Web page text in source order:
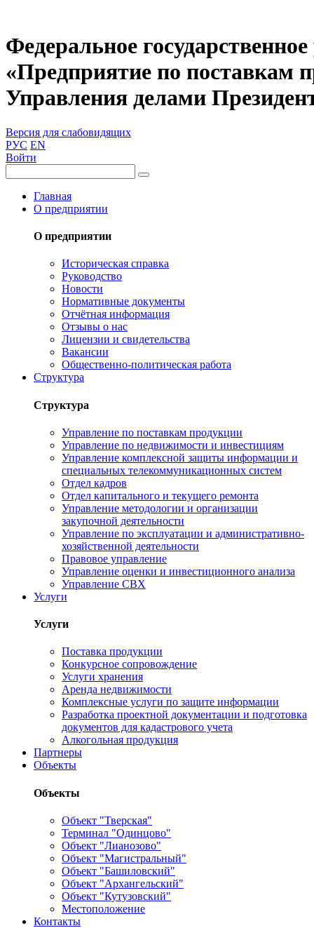
Федеральное
«Предприятие по поставкам
Управления делами
Версия для слабовидящих
РУС EN
Войти
Главная
О предприятии
О предприятии
Историческая справка
Руководство
Новости
Нормативные документы
Отчётная информация
Отзывы о нас
Лицензии и свидетельства
Вакансии
Общественно-политическая работа
Структура
Структура
Управление по поставкам продукции
Управление по недвижимости и инвестициям
Управление комплексной защиты информации и
специальных телекоммуникационных систем
Отдел кадров
Отдел капитального и текущего ремонта
Управление методологии и организации
закупочной деятельности
Управление по эксплуатации и административно-
хозяйственной деятельности
Правовое управление
Управление оценки и инвестиционного анализа
Управление СВХ
Услуги
Услуги
Поставка продукции
Конкурсное сопровождение
Услуги хранения
Аренда недвижимости
Комплексные услуги по защите информации
Разработка проектной документации и подготовка
документов для кадастрового учета
Алкогольная продукция
Партнеры
Объекты
Объекты
Объект "Тверская"
Терминал "Одинцово"
Объект "Лианозово"
Объект "Магистральный"
Объект "Башиловский"
Объект "Архангельский"
Объект "Кутузовский"
Местоположение
Контакты